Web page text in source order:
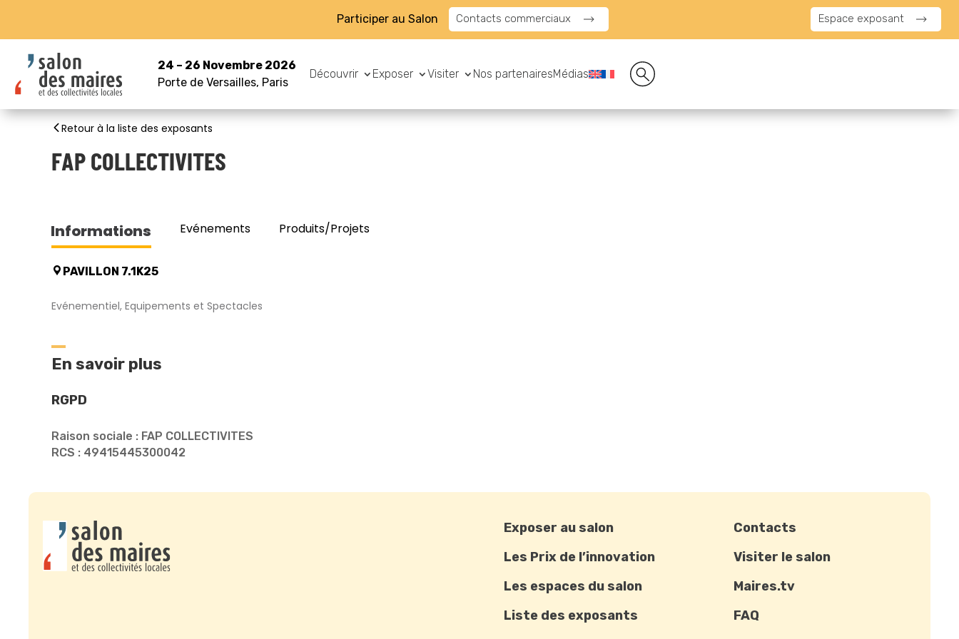
Participer au Salon Contacts commerciaux Espace exposant
24 – 26 Novembre 2026
Porte de Versailles, Paris
Découvrir Exposer Visiter Nos partenairesMédias
Retour à la liste des exposants
FAP COLLECTIVITES
Informations Evénements Produits/Projets
PAVILLON 7.1K25
Evénementiel, Equipements et Spectacles
En savoir plus
RGPD
Raison sociale : FAP COLLECTIVITES
RCS : 49415445300042
Exposer au salon
Les Prix de l’innovation
Les espaces du salon
Liste des exposants
Contacts
Visiter le salon
Maires.tv
FAQ